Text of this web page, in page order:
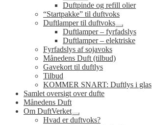
Duftpinde og refill olier
“Startpakke” til duftvoks
Duftlamper til duftvoks
Udfold
undermenu
Duftlamper – fyrfadslys
Duftlamper – elektriske
Fyrfadslys af sojavoks
Månedens Duft (tilbud)
Gavekort til duftlys
Tilbud
KOMMER SNART: Duftlys i glas
Samlet oversigt over dufte
Månedens Duft
Om DuftVerket
Udfold
Hvad er duftvoks?